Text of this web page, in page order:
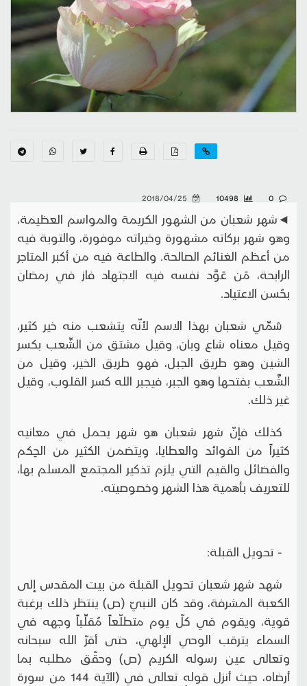
◄شهر شعبان من الشهور الكريمة والمواسم العظيمة،
وهو شهر بركاته مشهورة وخيراته موفورة، والتوبة فيه
من أعظم الغنائم الصالحة. والطاعة فيه من أكبر المتاجر
الرابحة، مَن عَوَّد نفسه فيه الاجتهاد فاز في رمضان
بحُسن الاعتياد.
سُمِّي شعبان بهذا الاسم لأنّه يتشعب منه خير كثير،
وقيل معناه شاع وبان، وقيل مشتق من الشِّعب بكسر
الشين وهو طريق الجبل، فهو طريق الخير، وقيل من
الشَّعب بفتحها وهو الجبر، فيجبر الله كسر القلوب، وقيل
غير ذلك.
كذلك فإنّ شهر شعبان هو شهر يحمل في معانيه
كثيراً من الفوائد والعطايا، ويتضمن الكثير من الحِكم
والفضائل والقيم التي يلزم تذكير المجتمع المسلم بها،
للتعريف بأهمية هذا الشهر وخصوصيته.
- تحويل القبلة:
شهد شهر شعبان تحويل القبلة من بيت المقدس إلى
الكعبة المشرفة، وقد كان النبيّ (ص) ينتظر ذلك برغبة
قوية، ويقوم في كلّ يوم متطلّعاً مُقلِّباً وجهه في
السماء يترقب الوحي الإلهي، حتى أقرّ الله سبحانه
وتعالى عين رسوله الكريم (ص) وحقّق مطلبه بما
أرضاه، حيث أنزل قوله تعالى في (الآية 144 من سورة